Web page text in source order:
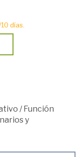
días.
/ Función
y